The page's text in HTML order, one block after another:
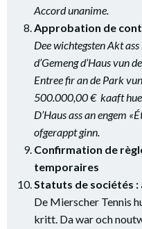
Accord unanime.
Approbation de
Dee wichtegsten Akt
d’Gemeng d’Haus vun
Entree fir an de Park
500.000,00 € kaaft
D’Haus ass an engem
ofgerappt ginn.
Confirmation de
temporaires
Statuts de sociétés :
De Mierscher Tennis
kritt. Da war och